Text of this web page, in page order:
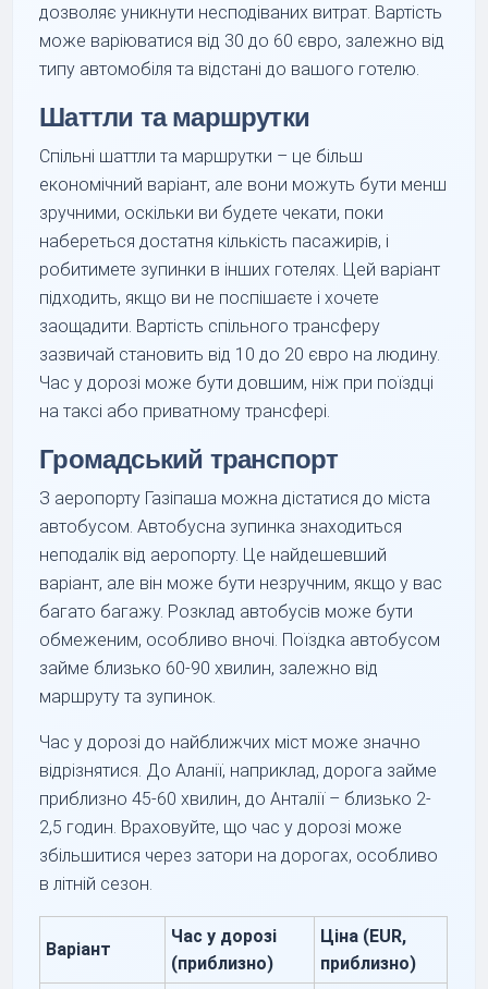
дозволяє уникнути несподіваних витрат. Вартість
може варіюватися від 30 до 60 євро, залежно від
типу автомобіля та відстані до вашого готелю.
Шаттли та маршрутки
Спільні шаттли та маршрутки – це більш
економічний варіант, але вони можуть бути менш
зручними, оскільки ви будете чекати, поки
набереться достатня кількість пасажирів, і
робитимете зупинки в інших готелях. Цей варіант
підходить, якщо ви не поспішаєте і хочете
заощадити. Вартість спільного трансферу
зазвичай становить від 10 до 20 євро на людину.
Час у дорозі може бути довшим, ніж при поїздці
на таксі або приватному трансфері.
Громадський транспорт
З аеропорту Газіпаша можна дістатися до міста
автобусом. Автобусна зупинка знаходиться
неподалік від аеропорту. Це найдешевший
варіант, але він може бути незручним, якщо у вас
багато багажу. Розклад автобусів може бути
обмеженим, особливо вночі. Поїздка автобусом
займе близько 60-90 хвилин, залежно від
маршруту та зупинок.
Час у дорозі до найближчих міст може значно
відрізнятися. До Аланії, наприклад, дорога займе
приблизно 45-60 хвилин, до Анталії – близько 2-
2,5 годин. Враховуйте, що час у дорозі може
збільшитися через затори на дорогах, особливо
в літній сезон.
Варіант
Час у дорозі
(приблизно)
Ціна (EUR,
приблизно)